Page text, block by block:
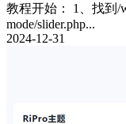
教程开始： 1、找到/
mode/slider.php...
2024-12-31